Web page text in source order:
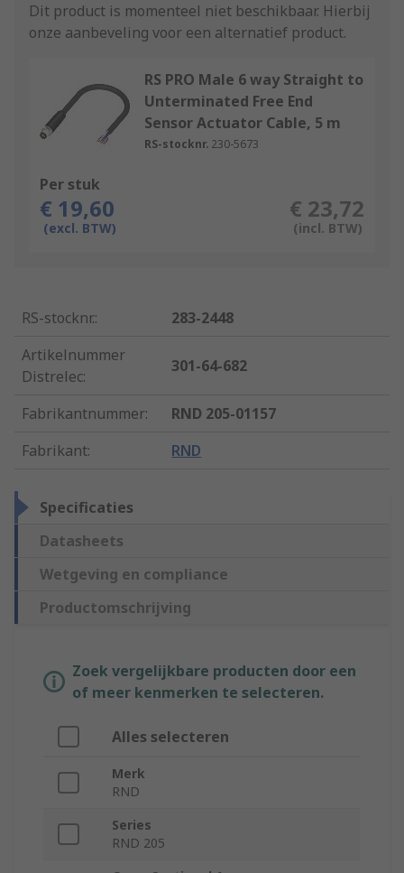
Dit product is momenteel niet beschikbaar. Hierbij
onze aanbeveling voor een alternatief product.
RS PRO Male 6 way Straight to
Unterminated Free End
Sensor Actuator Cable, 5 m
RS-stocknr. 230-5673
Per stuk
€ 19,60
(excl. BTW)
€ 23,72
(incl. BTW)
RS-stocknr.:
283-2448
Artikelnummer
Distrelec:
301-64-682
Fabrikantnummer:
RND 205-01157
Fabrikant: RND
Specificaties
Datasheets
Wetgeving en compliance
Productomschrijving
Zoek vergelijkbare producten door een
of meer kenmerken te selecteren.
Alles selecteren
Merk
RND
Series
RND 205